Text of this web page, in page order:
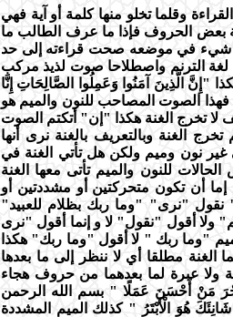
وقلما تخلو منها كلمة أو آية فهي
بعض الحروف فإذا ما عرف الطالب ما
شيء في موضعه صحت قراءته إلى حد
لغة الترنم واصطلاحا صوت لذيذ مركب
"إِنَّ الَّذِينَ آمَنُوا وَعَمِلُوا الصَّالِحَاتِ إِنَّا
الصوت المصاحب للنون والميم هو
لا تخرج الغنة هكذا "إن" أتكتم الصوت
الغنة وبالتعريف بالغنة نرى أنها
نون وميم ولكن هل تأتي الغنة في
للنون والميم تأتى معها الغنة
إما أن تكون متحركتين أو مشددتين أو
نقول "نرى" "وما ربك بظلام للعبيد"
ولا أقول "نقول" لا و إنما أقول "نرى
"وما ربك " لا أقول "وما ربك" هكذا
الغنة مطلقا أي لا ننظر إلى ما بعدها
ولا عبرة لما بعدهما من حروف هجاء
أَجْرَ مَنْ أَحْسَنَ عَمَلًا " بسم الله الرحمن
هُوَ الْأَبْتَرُ " كذلك الميم المشددة